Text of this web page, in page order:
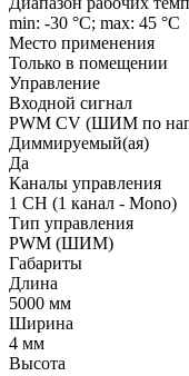
min: -30 °C; max: 45 °C
Место применения
Только в помещении
Управление
Входной сигнал
PWM СV (ШИМ по
Диммируемый(ая)
Да
Каналы управления
1 CH (1 канал - Mono)
Тип управления
PWM (ШИМ)
Габариты
Длина
5000 мм
Ширина
4 мм
Высота